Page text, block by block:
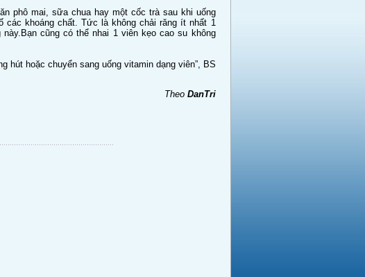
phô mai, sữa chua hay một cốc trà sau khi uống
các khoáng chất. Tức là không chải răng ít nhất 1
cũng có thể nhai 1 viên kẹo cao su không
hút hoặc chuyển sang uống vitamin dạng viên”, BS
Theo DanTri